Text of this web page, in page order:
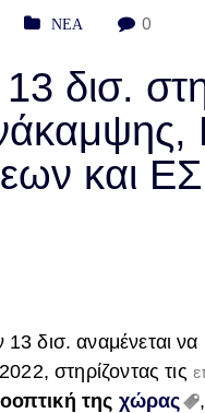
ΝΕΑ 0
δισ.
και
δισ. αναμένεται να
στηρίζοντας τις
της χώρας